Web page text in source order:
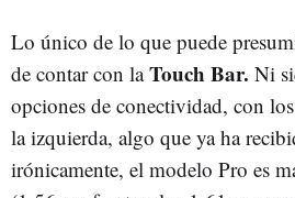
Lo único de lo que puede
de contar con laTouch Bar. Ni
opciones de conectividad, con
la izquierda, algo que ya ha
irónicamente, el modelo Pro es